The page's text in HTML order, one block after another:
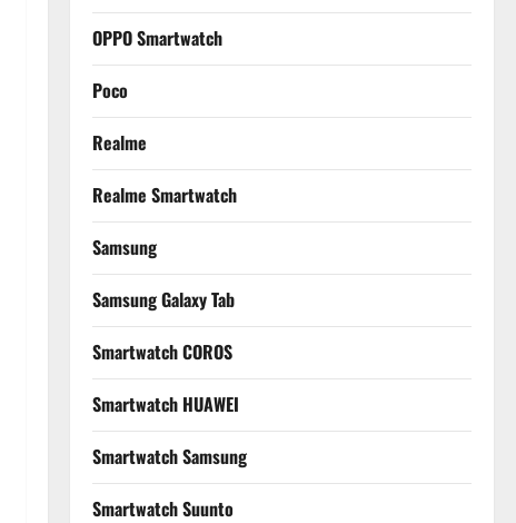
OPPO Smartwatch
Poco
Realme
Realme Smartwatch
Samsung
Samsung Galaxy Tab
Smartwatch COROS
Smartwatch HUAWEI
Smartwatch Samsung
Smartwatch Suunto